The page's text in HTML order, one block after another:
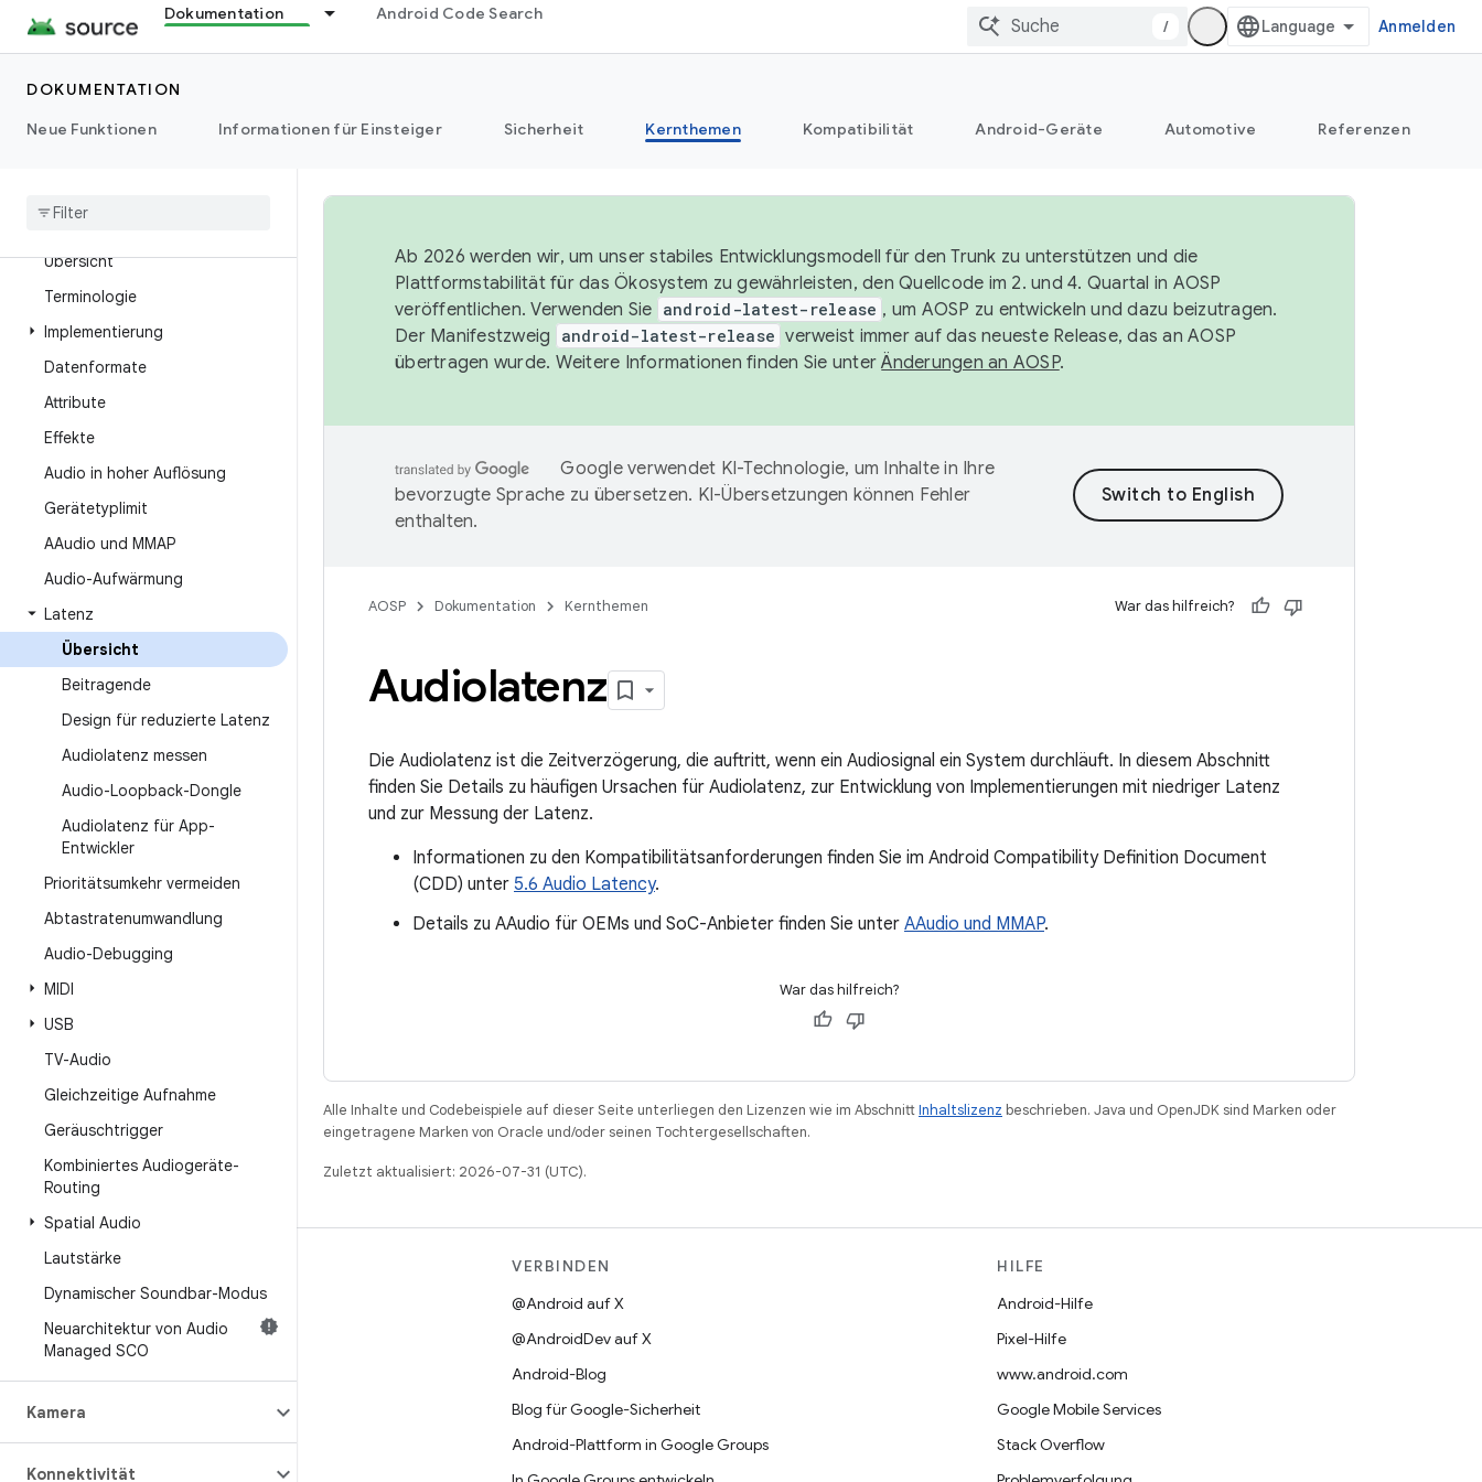
Dokumentation Android Code Search
/ Anmelden
DOKUMENTATION
Neue Funktionen
Informationen für Einsteiger Sicherheit Kernthemen Kompatibilität Android-Geräte Automotive Referenzen
Übersicht
Terminologie
Implementierung
Datenformate
Attribute
Effekte
Audio in hoher Auflösung
Gerätetyplimit
AAudio und MMAP
Audio-Aufwärmung
Latenz
Übersicht
Beitragende
Design für reduzierte Latenz
Audiolatenz messen
Audio-Loopback-Dongle
Audiolatenz für App-
Entwickler
Prioritätsumkehr vermeiden
Abtastratenumwandlung
Audio-Debugging
MIDI
USB
TV-Audio
Gleichzeitige Aufnahme
Geräuschtrigger
Kombiniertes Audiogeräte-
Routing
Spatial Audio
Lautstärke
Dynamischer Soundbar-Modus
Neuarchitektur von Audio
Managed SCO
Kamera
Konnektivität
Ab 2026 werden wir, um unser stabiles Entwicklungsmodell für den Trunk zu unterstützen und die
Plattformstabilität für das Ökosystem zu gewährleisten, den Quellcode im 2. und 4. Quartal in AOSP
veröffentlichen. Verwenden Sie android-latest-release , um AOSP zu entwickeln und dazu beizutragen.
Der Manifestzweig
android-latest-release verweist immer auf das neueste Release, das an AOSP
übertragen wurde. Weitere Informationen finden Sie unterÄnderungen an AOSP.
Google verwendet KI-Technologie, um Inhalte in Ihre
bevorzugte Sprache zu übersetzen. KI-Übersetzungen können Fehler
enthalten.
AOSP Dokumentation Kernthemen War das hilfreich?
Audiolatenz
Die Audiolatenz ist die Zeitverzögerung, die auftritt, wenn ein Audiosignal ein System durchläuft. In diesem Abschnitt
finden Sie Details zu häufigen Ursachen für Audiolatenz, zur Entwicklung von Implementierungen mit niedriger Latenz
und zur Messung der Latenz.
Informationen zu den Kompatibilitätsanforderungen finden Sie im Android Compatibility Definition Document
(CDD) unter 5.6 Audio Latency.
Details zu AAudio für OEMs und SoC-Anbieter finden Sie unter AAudio und MMAP.
War das hilfreich?
Alle Inhalte und Codebeispiele auf dieser Seite unterliegen den Lizenzen wie im AbschnittInhaltslizenz beschrieben. Java und OpenJDK sind Marken oder
eingetragene Marken von Oracle und/oder seinen Tochtergesellschaften.
Zuletzt aktualisiert: 2026-07-31 (UTC).
BUILD
Android-Repository
Anforderungen
Vorschau von Binärcodes anzeigen
Werksbilder
VERBINDEN
@Android auf X
@AndroidDev auf X
Android-Blog
Blog für Google-Sicherheit
Android-Plattform in Google Groups
HILFE
Android-Hilfe
Pixel-Hilfe
www.android.com
Google Mobile Services
Stack Overflow